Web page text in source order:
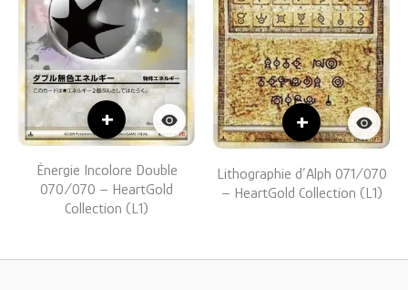
+
Énergie Incolore Double
070/070 – HeartGold
Collection (L1)
+
Lithographie d’Alph 071/070
– HeartGold Collection (L1)